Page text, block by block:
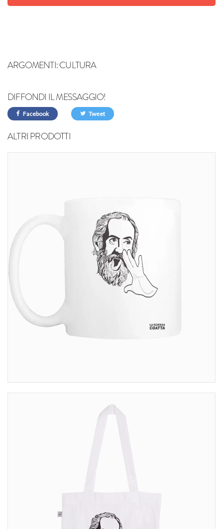
ARGOMENTI:CULTURA
DIFFONDI IL MESSAGGIO!
Facebook Tweet
ALTRI PRODOTTI